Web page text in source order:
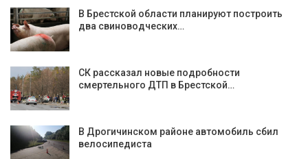
В Брестской области планируют построить
два свиноводческих…
СК рассказал новые подробности
смертельного ДТП в Брестской…
В Дрогичинском районе автомобиль сбил
велосипедиста